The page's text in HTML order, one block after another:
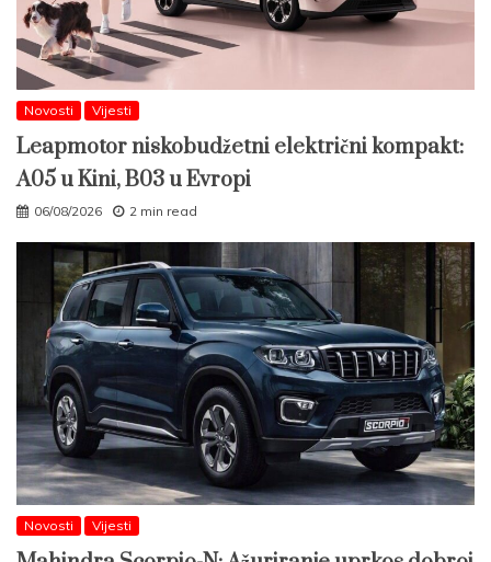
Novosti Vijesti
Leapmotor niskobudžetni električni kompakt:
A05 u Kini, B03 u Evropi
06/08/2026 2 min read
Novosti Vijesti